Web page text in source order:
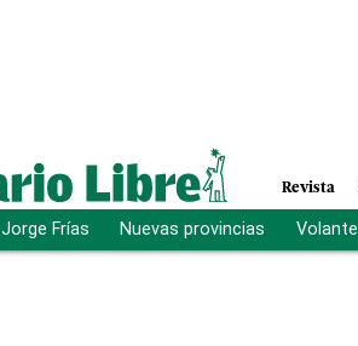
Revista
Jorge Frías Nuevas provincias